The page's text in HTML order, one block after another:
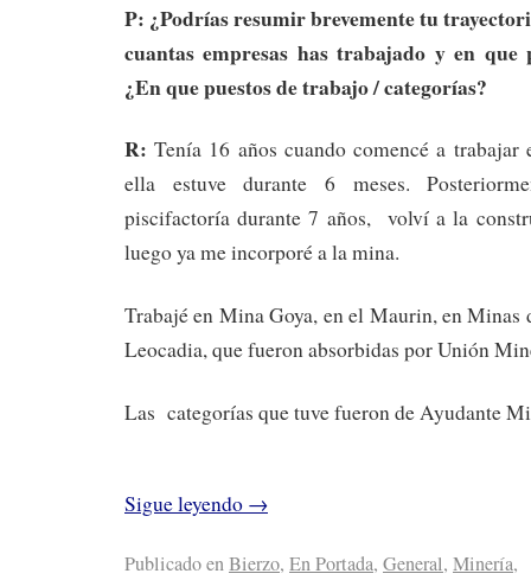
P: ¿Podrías resumir brevemente tu
cuantas empresas has trabajado y en que
¿En que puestos de trabajo / categorías?
R: Tenía 16 años cuando comencé a trabajar
ella estuve durante 6 meses.
piscifactoría durante 7 años, volví a la
luego ya me incorporé a la mina.
Trabajé en Mina Goya, en el Maurin, en Minas
Leocadia, que fueron absorbidas por Unión
Las categorías que tuve fueron de Ayudante
Sigue leyendo →
Publicado enBierzo, En Portada, General, Minería,